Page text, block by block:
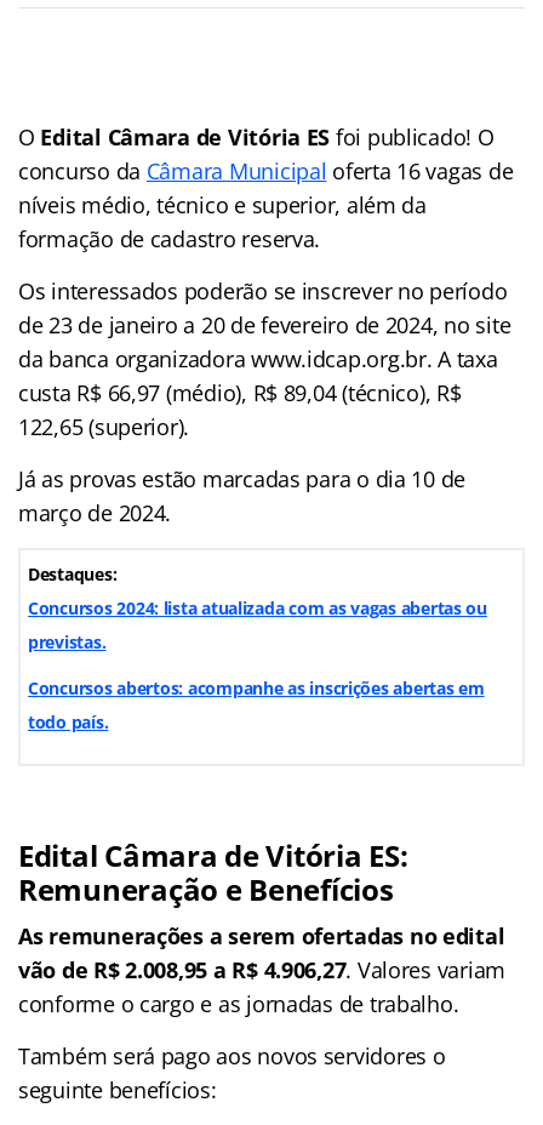
O Edital Câmara de Vitória ES foi publicado! O
concurso da Câmara Municipal oferta 16 vagas de
níveis médio, técnico e superior, além da
formação de cadastro reserva.
Os interessados poderão se inscrever no período
de 23 de janeiro a 20 de fevereiro de 2024, no site
da banca organizadora www.idcap.org.br. A taxa
custa R$ 66,97 (médio), R$ 89,04 (técnico), R$
122,65 (superior).
Já as provas estão marcadas para o dia 10 de
março de 2024.
Destaques:
Concursos 2024: lista atualizada com as vagas abertas ou
previstas.
Concursos abertos: acompanhe as inscrições abertas em
todo país.
Edital Câmara de Vitória ES:
Remuneração e Benefícios
As remunerações a serem ofertadas no edital
vão de R$ 2.008,95 a R$ 4.906,27. Valores variam
conforme o cargo e as jornadas de trabalho.
Também será pago aos novos servidores o
seguinte benefícios: